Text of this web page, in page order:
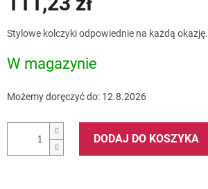
jednostkowa:
Stylowe kolczyki odpowiednie na każdą okazję.
W magazynie
Możemy doręczyć do: 12.8.2026
DODAJ DO KOSZYKA